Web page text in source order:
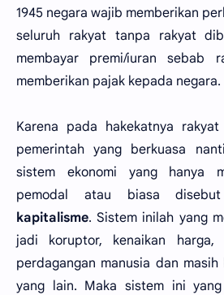
1945 negara wajib memberikan
seluruh rakyat tanpa rakyat
membayar premi/iuran sebab
memberikan pajak kepada negara.
Karena pada hakekatnya
pemerintah yang berkuasa
sistem ekonomi yang hanya
pemodal atau biasa
kapitalisme. Sistem inilah yang
jadi koruptor, kenaikan harga,
perdagangan manusia dan
yang lain. Maka sistem ini